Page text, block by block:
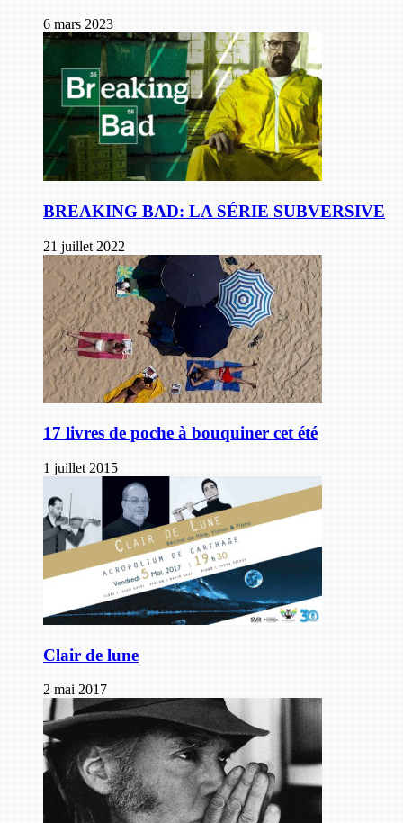
6 mars 2023
BREAKING BAD: LA SÉRIE SUBVERSIVE
21 juillet 2022
17 livres de poche à bouquiner cet été
1 juillet 2015
Clair de lune
2 mai 2017